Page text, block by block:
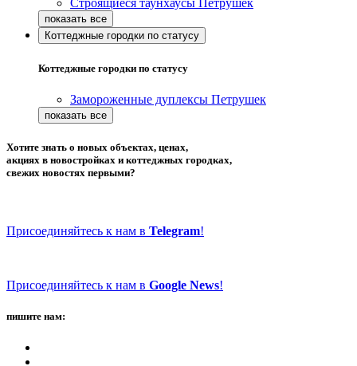
Строящиеся таунхаусы Петрушек
Коттеджные городки по статусу
Коттеджные городки по статусу
Замороженные дуплексы Петрушек
Хотите знать о новых объектах, ценах,
акциях в новостройках и коттеджных городках,
свежих новостях первыми?
Присоединяйтесь к нам в Telegram!
Присоединяйтесь к нам в Google News!
пишите нам: